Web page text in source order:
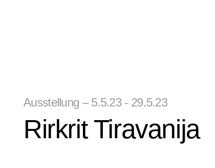
Ausstellung – 5.5.23 - 29.5.23
Rirkrit Tiravanija